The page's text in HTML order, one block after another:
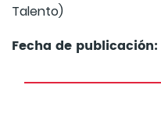
Talento)
Fecha de publicación: